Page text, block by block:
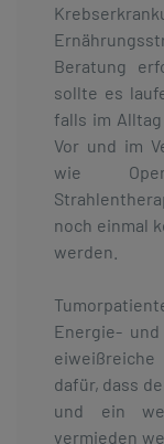
Beratung
sollte es
falls im Alltag
Vor und im
wie
noch einmal
werden.
Energie-
dafür, dass
und ein
vermieden